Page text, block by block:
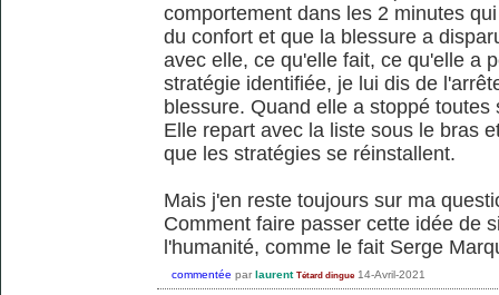
comportement dans les 2 minutes
du confort et que la blessure a
avec elle, ce qu'elle fait, ce qu'elle a
stratégie identifiée, je lui dis de
blessure. Quand elle a stoppé
Elle repart avec la liste sous le bras
que les stratégies se réinstallent.
Mais j'en reste toujours sur ma
Comment faire passer cette idée de
l'humanité, comme le fait Serge
commentée par laurent Tétard dingue 14-Avril-2021